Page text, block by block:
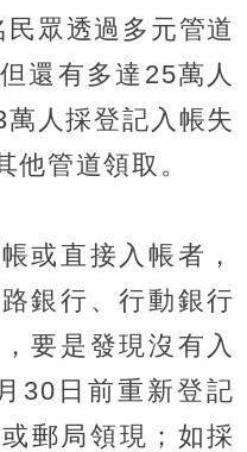
眾透過多元管道
還有多達25萬人
人採登記入帳失
他管道領取。
或直接入帳者，
銀行、行動銀行
要是發現沒有入
30日前重新登記
郵局領現；如採